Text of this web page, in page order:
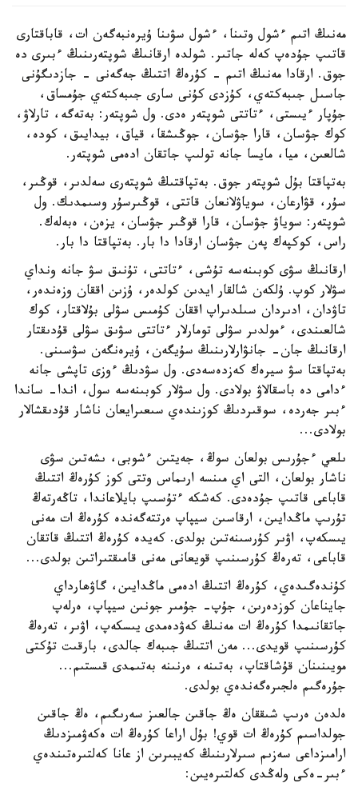
مەنىڭ اتىم ءشول وتىنا، ءشول سۋىنا ۇيرەنبەگەن ات، قاباقتارى
قاتىپ جۇدەپ كەلە جاتىر. شولدە ارقانىڭ شوپتەرىنىڭ ءبىرى دە
جوق. ارقادا مەنىڭ اتىم - كۇرەڭ اتتىڭ جەگەنى - جازدىگۇنى
جاسىل جىبەكتەي، كۇزدى كۇنى سارى جىبەكتەي جۇمساق،
جۇپار ءيىستى، ءتاتتى شوپتەر ەدى. ول شوپتەر: بەتەگە، تارلاۋ،
كوك جۋسان، قارا جۋسان، جوڭىشقا، قياق، بيدايىق، كودە،
شالعىن، ميا، مايسا جانە تولىپ جاتقان ادەمى شوپتەر.
بەتپاقتا بۇل شوپتەر جوق. بەتپاقتىڭ شوپتەرى سەلدىر، قوڭىر،
سۇر، قۋارعان، سوياۋلانعان قاتتى، قوڭىرسۇر وسىمدىك. ول
شوپتەر: سوياۋ جۋسان، قارا قوڭىر جۋسان، يزەن، ەبەلەك.
راس، كوكپەك پەن جۋسان ارقادا دا بار. بەتپاقتا دا بار.
ارقانىڭ سۋى كوبىنەسە تۇشى، ءتاتتى، تۇنىق سۋ جانە ونداي
سۋلار كوپ. ۇلكەن شالقار ايدىن كولدەر، ۇزىن اققان وزەندەر،
تاۋدان، ادىردان سىلدىراپ اققان كۇمىس سۋلى بۇلاقتار، كوك
شالعىندى، ءمولدىر سۋلى تومارلار ءتاتتى سۋىق سۋلى قۇدىقتار
ارقانىڭ جان- جانۋارلارىنىڭ سۇيگەن، ۇيرەنگەن سۋسىنى.
بەتپاقتا سۋ سيرەك كەزدەسەدى. ول سۋدىڭ ءوزى تاپشى جانە
ءدامى دە باسقالاۋ بولادى. ول سۋلار كوبىنەسە سول، اندا- ساندا
ءبىر جەردە، سوقىردىڭ كوزىندەي سىعىرايعان ناشار قۇدىقشالار
بولادى...
ىلعي ءجۇرىس بولعان سوڭ، جەيتىن ءشوبى، ىشەتىن سۋى
ناشار بولعان، التى اي مىنسە ارىماس وتتى كوز كۇرەڭ اتتىڭ
قاباعى قاتىپ جۇدەدى. كەشكە ءتۇسىپ بايلاعاندا، تاڭەرتەڭ
تۇرىپ ماڭدايىن، ارقاسىن سيپاپ ەرتتەگەندە كۇرەڭ ات مەنى
يىسكەپ، اۋىر كۇرسىنەتىن بولدى. كەيدە كۇرەڭ اتتىڭ قاتقان
قاباعى، تەرەڭ كۇرسىنىپ قويعانى مەنى قامىقتىراتىن بولدى...
كۇندەگىدەي، كۇرەڭ اتتىڭ ادەمى ماڭدايىن، گاۋھارداي
جايناعان كوزدەرىن، جۇپ- جۇمىر جونىن سيپاپ، ەرلەپ
جاتقانىمدا كۇرەڭ ات مەنىڭ كەۋدەمدى يىسكەپ، اۋىر، تەرەڭ
كۇرسىنىپ قويدى... مەن اتتىڭ جىبەك جالدى، بارقىت تۇكتى
مويىنىنان قۇشاقتاپ، بەتىنە، ەرنىنە بەتىمدى قىستىم...
جۇرەگىم ەلجىرەگەندەي بولدى.
ەلدەن ەرىپ شىققان ەڭ جاقىن جالعىز سەرىگىم، ەڭ جاقىن
جولداسىم كۇرەڭ ات قوي! بۇل اراعا كۇرەڭ ات ەكەۋمىزدىڭ
ارامىزداعى سەزىم سىرلارىنىڭ كەيبىرىن از عانا كەلتىرەتىندەي
ءبىر-ەكى ولەڭدى كەلتىرەيىن: